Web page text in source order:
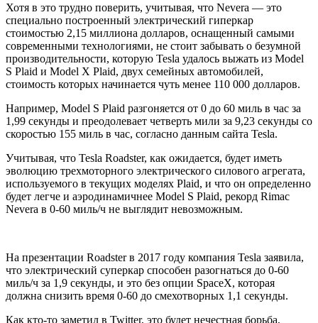
Хотя в это трудно поверить, учитывая, что Nevera — это
специально построенный электрический гиперкар
стоимостью 2,15 миллиона долларов, оснащенный самыми
современными технологиями, не стоит забывать о безумной
производительности, которую Tesla удалось выжать из Model
S Plaid и Model X Plaid, двух семейных автомобилей,
стоимость которых начинается чуть менее 110 000 долларов.
Например, Model S Plaid разгоняется от 0 до 60 миль в час за
1,99 секунды и преодолевает четверть мили за 9,23 секунды со
скоростью 155 миль в час, согласно данным сайта Tesla.
Учитывая, что Tesla Roadster, как ожидается, будет иметь
эволюцию трехмоторного электрического силового агрегата,
используемого в текущих моделях Plaid, и что он определенно
будет легче и аэродинамичнее Model S Plaid, рекорд Rimac
Nevera в 0-60 миль/ч не выглядит невозможным.
На презентации Roadster в 2017 году компания Tesla заявила,
что электрический суперкар способен разогнаться до 0-60
миль/ч за 1,9 секунды, и это без опции SpaceX, которая
должна снизить время 0-60 до смехотворных 1,1 секунды.
Как кто-то заметил в Twitter, это будет нечестная борьба,